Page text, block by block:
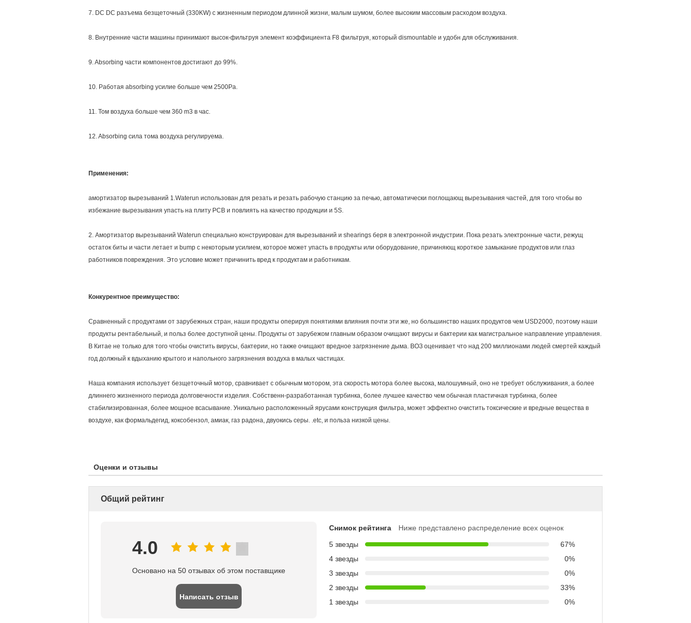
7. DC DC разъема безщеточный (330KW) с жизненным периодом длинной жизни, малым шумом, более высоким массовым расходом воздуха.
8. Внутренние части машины принимают высок-фильтруя элемент коэффициента F8 фильтруя, который dismountable и удобн для обслуживания.
9. Absorbing части компонентов достигают до 99%.
10. Работая absorbing усилие больше чем 2500Pa.
11. Том воздуха больше чем 360 m3 в час.
12. Absorbing сила тома воздуха регулируема.
Применения:
амортизатор вырезываний 1.Waterun использован для резать и резать рабочую станцию за печью, автоматически поглощающ вырезывания частей, для того чтобы во
избежание вырезывания упасть на плиту PCB и повлиять на качество продукции и 5S.
2. Амортизатор вырезываний Waterun специально конструирован для вырезываний и shearings беря в электронной индустрии. Пока резать электронные части, режущ
остаток биты и части летает и bump с некоторым усилием, которое может упасть в продукты или оборудование, причиняющ короткое замыкание продуктов или глаз
работников повреждения. Это условие может причинить вред к продуктам и работникам.
Конкурентное преимущество:
Сравненный с продуктами от зарубежных стран, наши продукты оперируя понятиями влияния почти эти же, но большинство наших продуктов чем USD2000, поэтому наши
продукты рентабельный, и польз более доступной цены. Продукты от зарубежом главным образом очищают вирусы и бактерии как магистральное направление управления.
В Китае не только для того чтобы очистить вирусы, бактерии, но также очищают вредное загрязнение дыма. ВОЗ оценивает что над 200 миллионами людей смертей каждый
год должный к вдыханию крытого и напольного загрязнения воздуха в малых частицах.
Наша компания использует безщеточный мотор, сравнивает с обычным мотором, эта скорость мотора более высока, малошумный, оно не требует обслуживания, а более
длиннего жизненного периода долговечности изделия. Собственн-разработанная турбинка, более лучшее качество чем обычная пластичная турбинка, более
стабилизированная, более мощное всасывание. Уникально расположенный ярусами конструкция фильтра, может эффектно очистить токсические и вредные вещества в
воздухе, как формальдегид, коксобензол, амиак, газ радона, двуокись серы. .etc, и польза низкой цены.
Оценки и отзывы
Общий рейтинг
4.0
Основано на 50 отзывах об этом поставщике
Написать отзыв
Снимок рейтинга
Ниже представлено распределение всех оценок
5 звезды
67%
4 звезды
0%
3 звезды
0%
2 звезды
33%
1 звезды
0%